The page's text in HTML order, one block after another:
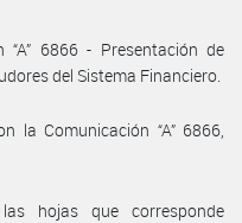
6866 - Presentación de
del Sistema Financiero.
la Comunicación “A” 6866,
hojas que corresponde